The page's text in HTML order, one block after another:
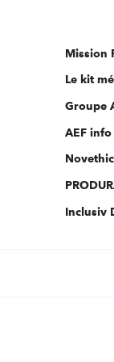
Mission
Le kit
Groupe
AEF info
Novethic
Inclusiv